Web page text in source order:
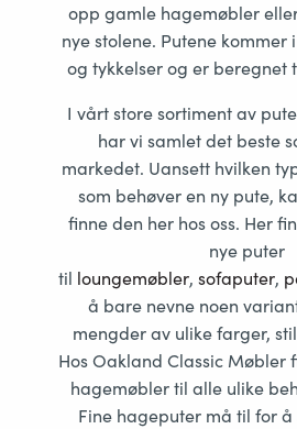
opp gamle hagemøbler
nye stolene. Putene
og tykkelser og er beregnet
I vårt store sortiment av
har vi samlet det beste
markedet. Uansett hvilken
som behøver en ny pute,
finne den her hos oss. Her
nye puter
til loungemøbler, sofaputer,
å bare nevne noen
mengder av ulike farger,
Hos Oakland Classic Møbler
hagemøbler til alle ulike
Fine hageputer må til for